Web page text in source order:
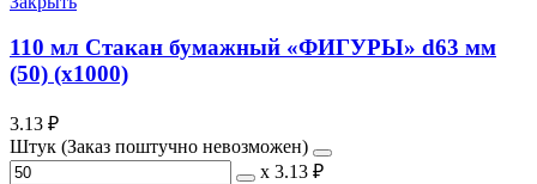
110 мл Стакан бумажный «ФИГУРЫ» d63 мм
(50) (х1000)
3.13 ₽
Штук (Заказ поштучно невозможен)
х 3.13 ₽